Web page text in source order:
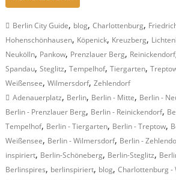
Berlin City Guide, blog,Charlottenburg,
Hohenschönhausen, Köpenick, Kreuzberg,
Neukölln, Pankow, Prenzlauer Berg, Reinickendorf
Spandau,Steglitz,Tempelhof,Tiergarten,
Weißensee,Wilmersdorf,Zehlendorf
Adenauerplatz, Berlin, Berlin - Mitte, Berlin -
Berlin - Prenzlauer Berg, Berlin - Reinickendorf,
Tempelhof, Berlin - Tiergarten, Berlin - Treptow,
Weißensee, Berlin - Wilmersdorf, Berlin -
inspiriert, Berlin-Schöneberg, Berlin-Steglitz,
Berlinspires, berlinspiriert, blog,Charlottenburg -